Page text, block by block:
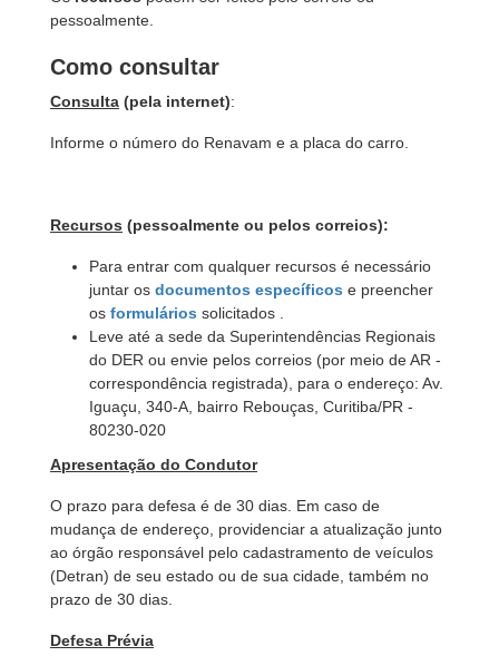
pessoalmente.
Como consultar
Consulta (pela internet):
Informe o número do Renavam e a placa do carro.
Recursos (pessoalmente ou pelos correios):
Para entrar com qualquer recursos é necessário
juntar os documentos específicos e preencher
os formulários solicitados .
Leve até a sede da Superintendências Regionais
do DER ou envie pelos correios (por meio de AR -
correspondência registrada), para o endereço: Av.
Iguaçu, 340-A, bairro Rebouças, Curitiba/PR -
80230-020
Apresentação do Condutor
O prazo para defesa é de 30 dias. Em caso de
mudança de endereço, providenciar a atualização junto
ao órgão responsável pelo cadastramento de veículos
(Detran) de seu estado ou de sua cidade, também no
prazo de 30 dias.
Defesa Prévia